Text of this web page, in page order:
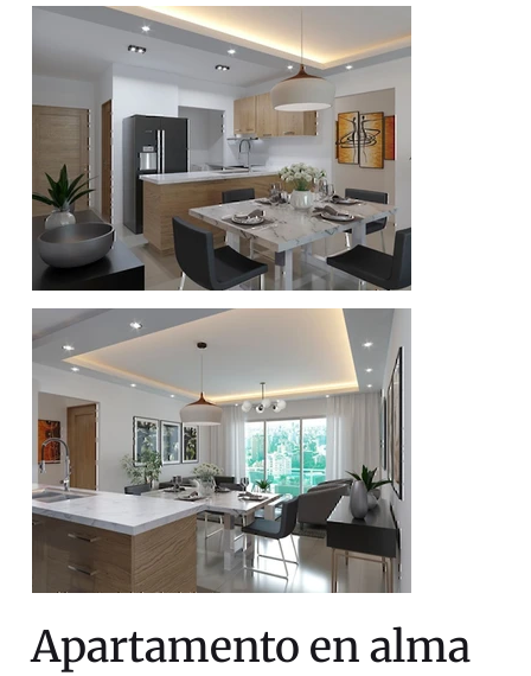
Apartamento en alma